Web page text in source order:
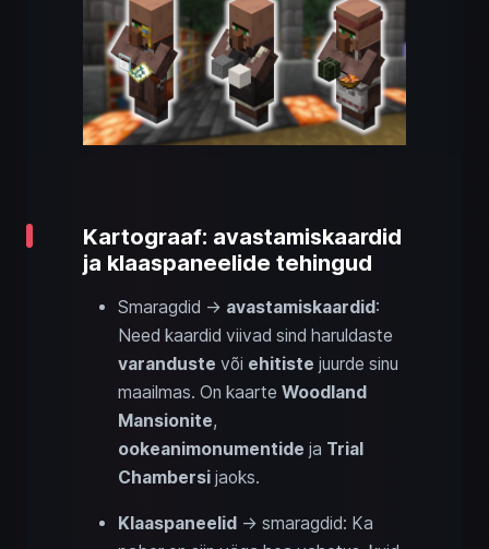
Kartograaf: avastamiskaardid
ja klaaspaneelide tehingud
Smaragdid → avastamiskaardid:
Need kaardid viivad sind haruldaste
varanduste või ehitiste juurde sinu
maailmas. On kaarte Woodland
Mansionite,
ookeanimonumentide ja Trial
Chambersi jaoks.
Klaaspaneelid → smaragdid: Ka